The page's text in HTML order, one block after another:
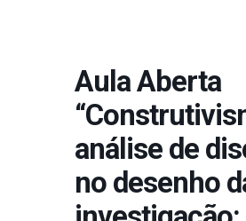
Aula Aberta
análise de
no desenho